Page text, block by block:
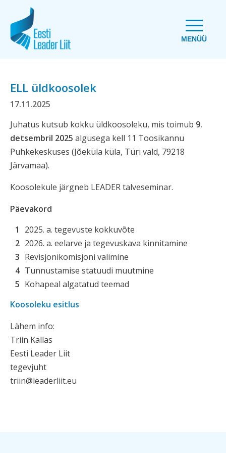
MENÜÜ
ELL üldkoosolek
17.11.2025
Juhatus kutsub kokku üldkoosoleku, mis toimub 9.
detsembril 2025 algusega kell 11 Toosikannu
Puhkekeskuses (Jõeküla küla, Türi vald, 79218
Järvamaa).
Koosolekule järgneb LEADER talveseminar.
Päevakord
2025. a. tegevuste kokkuvõte
2026. a. eelarve ja tegevuskava kinnitamine
Revisjonikomisjoni valimine
Tunnustamise statuudi muutmine
Kohapeal algatatud teemad
Koosoleku esitlus
Lähem info:
Triin Kallas
Eesti Leader Liit
tegevjuht
triin@leaderliit.eu